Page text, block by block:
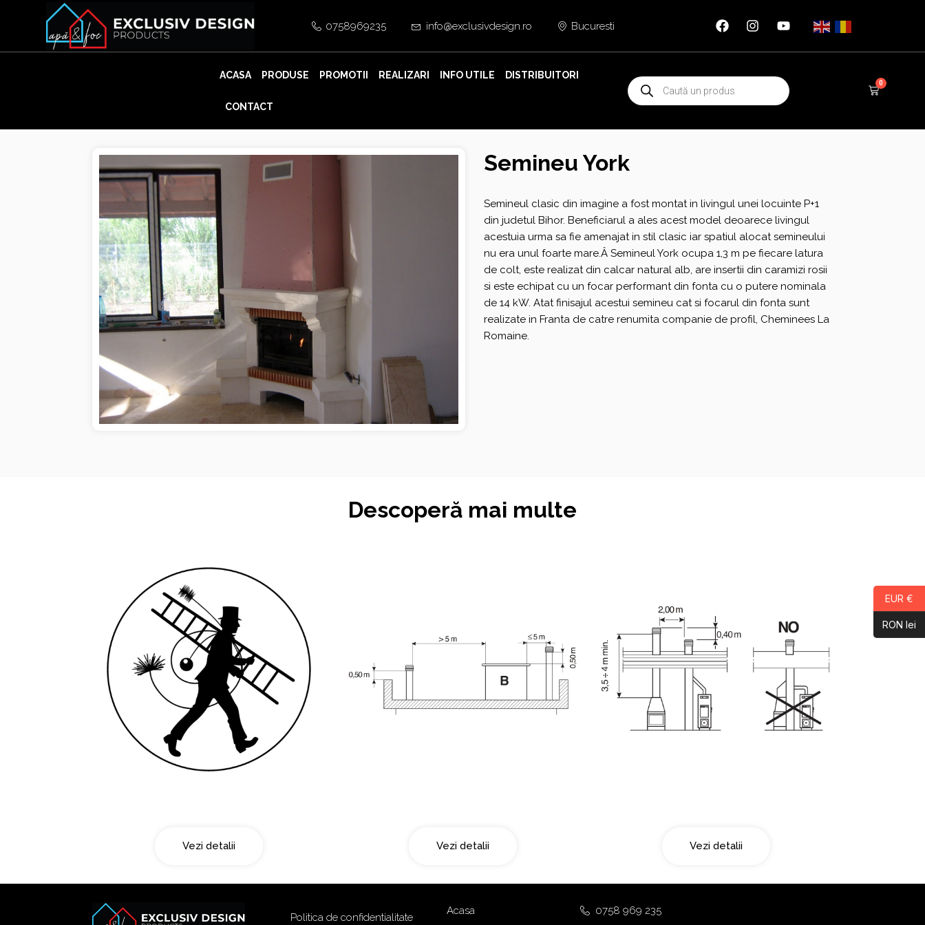
content
0758969235 info@exclusivdesign.ro Bucuresti
ACASA PRODUSE PROMOTII REALIZARI INFO UTILE DISTRIBUITORI
CONTACT
Products
search
0
Cart
Semineu York
Semineul clasic din imagine a fost montat in livingul unei locuinte P+1
din judetul Bihor. Beneficiarul a ales acest model deoarece livingul
acestuia urma sa fie amenajat in stil clasic iar spatiul alocat semineului
nu era unul foarte mare.Â Semineul York ocupa 1,3 m pe fiecare latura
de colt, este realizat din calcar natural alb, are insertii din caramizi rosii
si este echipat cu un focar performant din fonta cu o putere nominala
de 14 kW. Atat finisajul acestui semineu cat si focarul din fonta sunt
realizate in Franta de catre renumita companie de profil, Cheminees La
Romaine.
Descoperă mai multe
Vezi detalii Vezi detalii Vezi detalii
Politica de confidentialitate
Acasa
0758 969 235
EUR €
RON lei